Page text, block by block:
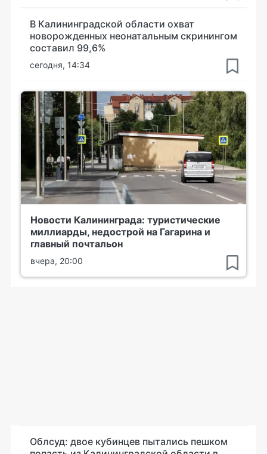
В Калининградской области охват
новорожденных неонатальным скринингом
составил 99,6%
сегодня, 14:34
Новости Калининграда: туристические
миллиарды, недострой на Гагарина и
главный почтальон
вчера, 20:00
Облсуд: двое кубинцев пытались пешком